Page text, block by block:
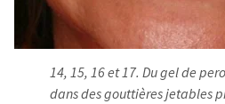
14, 15, 16 et 17. Du gel de
dans des gouttières jetables